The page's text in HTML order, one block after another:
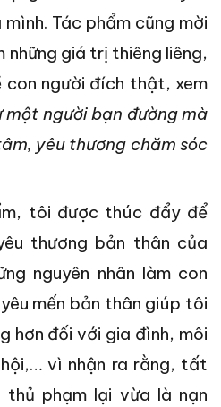
Tác phẩm cũng mời
giá trị thiêng liêng,
con người đích thật, xem
người bạn đường mà
yêu thương chăm sóc
tôi được thúc đẩy để
thương bản thân của
nguyên nhân làm con
mến bản thân giúp tôi
hơn đối với gia đình, môi
vì nhận ra rằng, tất
phạm lại vừa là nạn